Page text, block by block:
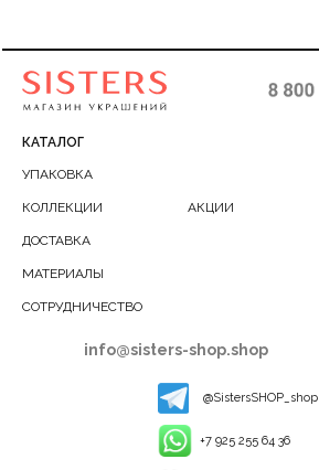
КАТАЛОГ
info@sisters-shop.shop
УПАКОВКА
ДОСТАВКА
КОЛЛЕКЦИИ АКЦИИ
@SistersSHOP_shop
+7 925 255 64 36
МАТЕРИАЛЫ
СОТРУДНИЧЕСТВО